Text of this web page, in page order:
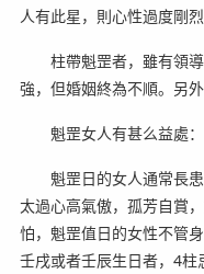
人有此星，則心性過度剛
柱帶魁罡者，雖有領導
強，但婚姻終為不順。另
魁罡女人有甚么益處：
魁罡日的女人通常長患
太過心高氣傲，孤芳自賞
怕，魁罡值日的女性不管
壬戌或者壬辰生日者，4